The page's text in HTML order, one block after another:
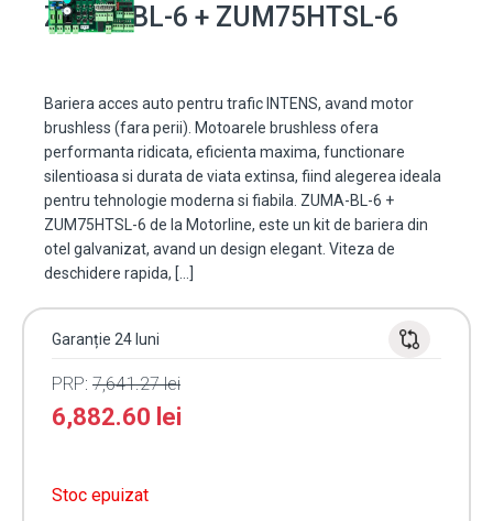
ZUMA-BL-6 + ZUM75HTSL-6
Bariera acces auto pentru trafic INTENS, avand motor
brushless (fara perii). Motoarele brushless ofera
performanta ridicata, eficienta maxima, functionare
silentioasa si durata de viata extinsa, fiind alegerea ideala
pentru tehnologie moderna si fiabila. ZUMA-BL-6 +
ZUM75HTSL-6 de la Motorline, este un kit de bariera din
otel galvanizat, avand un design elegant. Viteza de
deschidere rapida, […]
Garanție 24 luni
PRP: 7,641.27lei
6,882.60 lei
Stoc epuizat